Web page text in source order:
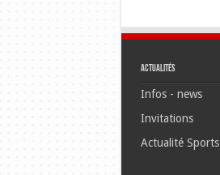
Actualités
Infos - news
Invitations
Actualité Sports